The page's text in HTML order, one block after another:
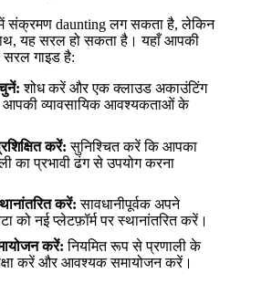
संक्रमण daunting लग सकता है, लेकिन
यह सरल हो सकता है। यहाँ आपकी
गाइड है:
शोध करें और एक क्लाउड अकाउंटिंग
आपकी व्यावसायिक आवश्यकताओं के
करें: सुनिश्चित करें कि आपका
का प्रभावी ढंग से उपयोग करना
करें: सावधानीपूर्वक अपने
को नई प्लेटफ़ॉर्म पर स्थानांतरित करें।
करें: नियमित रूप से प्रणाली के
करें और आवश्यक समायोजन करें।